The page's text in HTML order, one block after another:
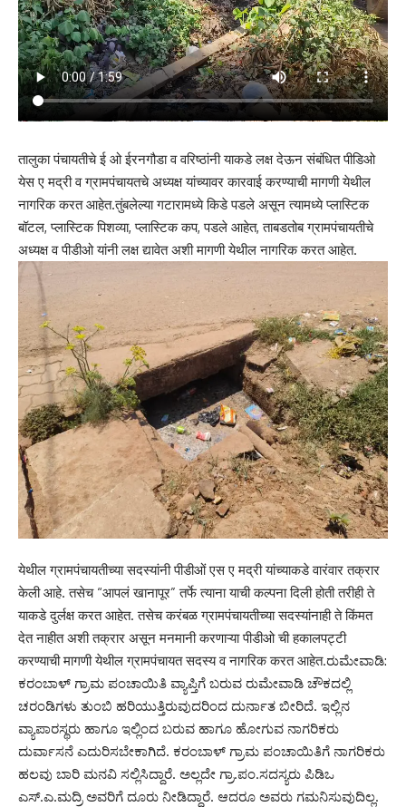
तालुका पंचायतीचे ई ओ ईरनगौडा व वरिष्ठांनी याकडे लक्ष देऊन संबंधित पीडिओ
येस ए मद्री व ग्रामपंचायतचे अध्यक्ष यांच्यावर कारवाई करण्याची मागणी येथील
नागरिक करत आहेत.तुंबलेल्या गटारामध्ये किडे पडले असून त्यामध्ये प्लास्टिक
बॉटल, प्लास्टिक पिशव्या, प्लास्टिक कप, पडले आहेत, ताबडतोब ग्रामपंचायतीचे
अध्यक्ष व पीडीओ यांनी लक्ष द्यावेत अशी मागणी येथील नागरिक करत आहेत.
येथील ग्रामपंचायतीच्या सदस्यांनी पीडीओं एस ए मद्री यांच्याकडे वारंवार तक्रार
केली आहे. तसेच “‌आपलं खानापूर” तर्फे त्याना याची कल्पना दिली होती तरीही ते
याकडे दुर्लक्ष करत आहेत. तसेच करंबळ ग्रामपंचायतीच्या सदस्यांनाही ते किंमत
देत नाहीत अशी तक्रार असून मनमानी करणाऱ्या पीडीओ ची हकालपट्टी
करण्याची मागणी येथील ग्रामपंचायत सदस्य व नागरिक करत आहेत.ರುಮೇವಾಡಿ:
ಕರಂಬಾಳ್ ಗ್ರಾಮ ಪಂಚಾಯಿತಿ ವ್ಯಾಪ್ತಿಗೆ ಬರುವ ರುಮೇವಾಡಿ ಚೌಕದಲ್ಲಿ
ಚರಂಡಿಗಳು ತುಂಬಿ ಹರಿಯುತ್ತಿರುವುದರಿಂದ ದುರ್ನಾತ ಬೀರಿದೆ. ಇಲ್ಲಿನ
ವ್ಯಾಪಾರಸ್ಥರು ಹಾಗೂ ಇಲ್ಲಿಂದ ಬರುವ ಹಾಗೂ ಹೋಗುವ ನಾಗರಿಕರು
ದುರ್ವಾಸನೆ ಎದುರಿಸಬೇಕಾಗಿದೆ. ಕರಂಬಾಳ್ ಗ್ರಾಮ ಪಂಚಾಯಿತಿಗೆ ನಾಗರಿಕರು
ಹಲವು ಬಾರಿ ಮನವಿ ಸಲ್ಲಿಸಿದ್ದಾರೆ. ಅಲ್ಲದೇ ಗ್ರಾ.ಪಂ.ಸದಸ್ಯರು ಪಿಡಿಒ
ಎಸ್.ಎ.ಮದ್ರಿ ಅವರಿಗೆ ದೂರು ನೀಡಿದ್ದಾರೆ. ಆದರೂ ಅವರು ಗಮನಿಸುವುದಿಲ್ಲ.